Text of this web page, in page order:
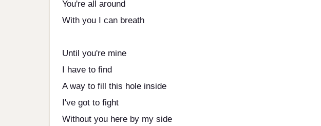
You're all around
With you I can breath
Until you're mine
I have to find
A way to fill this hole inside
I've got to fight
Without you here by my side